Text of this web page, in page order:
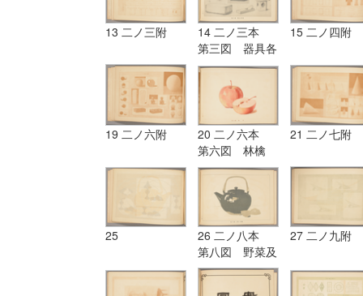
13 二ノ三附
14 二ノ三本
第三図 器具各
種
15 二ノ四附
19 二ノ六附
20 二ノ六本
第六図 林檎
21 二ノ七附
25
26 二ノ八本
第八図 野菜及
器具
27 二ノ九附